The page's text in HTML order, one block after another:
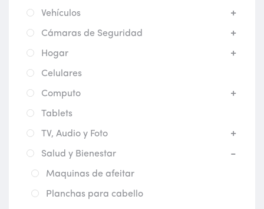
Vehículos
Cámaras de Seguridad
Hogar
Celulares
Computo
Tablets
TV, Audio y Foto
Salud y Bienestar
Maquinas de afeitar
Planchas para cabello